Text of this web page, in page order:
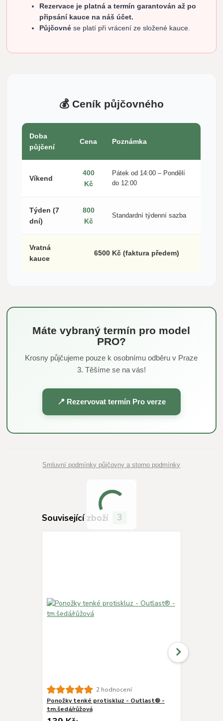
Rezervace je platná a termín garantován až po
připsání kauce na náš účet.
Půjčovnése platí při vrácení ze složené kauce.
💰 Ceník půjčovného
Doba
půjčení
Cena Poznámka
Víkend
400
Kč
Pátek od 14:00 – Pondělí
do 12:00
Týden (7
dní)
800
Kč
Standardní týdenní sazba
Vratná
kauce
6500 Kč (faktura předem)
Máte vybraný termín pro model
PRO?
Krosny půjčujeme pouze k osobnímu odběru v Praze
3. Těšíme se na vás!
📍 Rezervovat termín Pro verze
Smluvní podmínky půjčovny a storno podmínky
Související zboží 3
2 hodnocení
Ponožky tenké protiskluz - Outlast® -
tm.šedá/růžová